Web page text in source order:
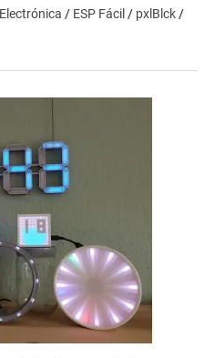
Electrónica / ESP Fácil / pxlBlck/